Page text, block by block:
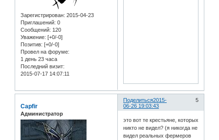
Зарегистрирован: 2015-04-23
Приглашений: 0
Сообщений: 120
Уважение: [+0/-0]
Позитив: [+0/-0]
Провел на форуме:
1 день 23 часа
Последний визит:
2015-07-17 14:07:11
Поделиться 5
2015-
06-26 19:03:43
Capfir
Администратор
это вот те крестьяне, которых
никто не видел? (я никогда не
видел реальных фермеров